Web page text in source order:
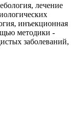
лечение
инъекционная
методики -
заболеваний,